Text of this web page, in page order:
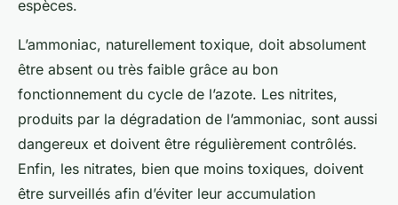
espèces.
L’ammoniac, naturellement toxique, doit absolument
être absent ou très faible grâce au bon
fonctionnement du cycle de l’azote. Les nitrites,
produits par la dégradation de l’ammoniac, sont aussi
dangereux et doivent être régulièrement contrôlés.
Enfin, les nitrates, bien que moins toxiques, doivent
être surveillés afin d’éviter leur accumulation